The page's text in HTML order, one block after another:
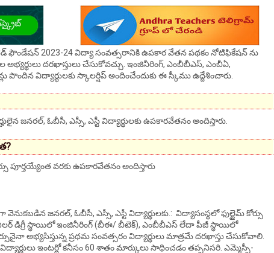
2023-24 విద్యా సంవత్సరానికి ఉపకార వేతన పథకం నోటిఫికేషన్ ను
దరఖాస్తులు చేసుకోవచ్చు. ఇంజినీరింగ్, ఎంబీబీఎస్, ఎంబీఏ,
విద్యార్థులకు స్కాలర్షిప్ అందించేందుకు ఈ స్కీము ఉద్దేశించారు.
జనరల్, ఓబీసీ, ఎస్సీ, ఎస్టీ విద్యార్థులకు ఉపకారవేతనం అందిస్తారు.
పూర్తయ్యేంత వరకు ఉపకారవేతనం అందిస్తారు
జనరల్, ఓబీసీ, ఎస్సీ, ఎస్టీ విద్యార్థులకు.: విద్యాసంస్థలో ఫుల్టైమ్ కోర్సు
డిగ్రీ స్థాయిలో ఇంజినీరింగ్ (బీఈ/ బీటెక్), ఎంబీబీఎస్ లేదా పీజీ స్థాయిలో
అభ్యసిస్తున్న ప్రథమ సంవత్సరం విద్యార్థులు మాత్రమే దరఖాస్తు చేసుకోవాలి.
ఇంటర్లో కనీసం 60 శాతం మార్కులు సాధించడం తప్పనిసరి. ఎమ్మెస్సీ-